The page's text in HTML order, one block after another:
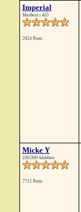
Imperial
Medlem i AÖ
2924 Posts
Micke Y
100.000-klubben
7712 Posts